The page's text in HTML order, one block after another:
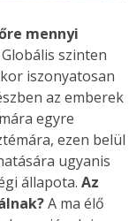
mennyi
szinten
iszonyatosan
az emberek
egyre
ezen belül
ugyanis
állapota. Az
A ma élő